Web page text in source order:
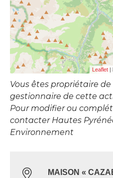
Leaflet |
Vous êtes propriétaire
gestionnaire de cette
Pour modifier ou
contacter Hautes
Environnement
MAISON «